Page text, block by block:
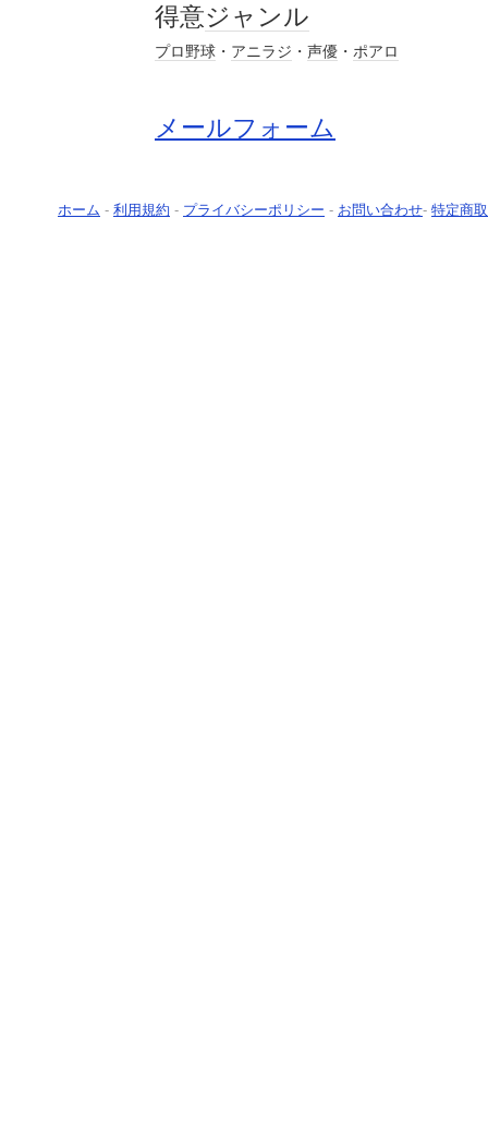
得意ジャンル
プロ野球 ・ アニラジ ・ 声優 ・ ポアロ
メールフォーム
ホーム - 利用規約 - プライバシーポリシー - お問い合わせ- 特定商